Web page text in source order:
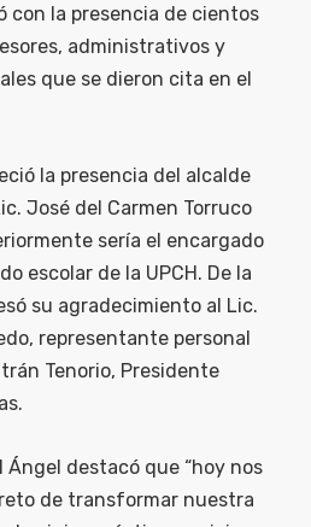
con la presencia de cientos
administrativos y
que se dieron cita en el
la presencia del alcalde
José del Carmen Torruco
sería el encargado
escolar de la UPCH. De la
su agradecimiento al Lic.
representante personal
Tenorio, Presidente
Ángel destacó que “hoy nos
de transformar nuestra